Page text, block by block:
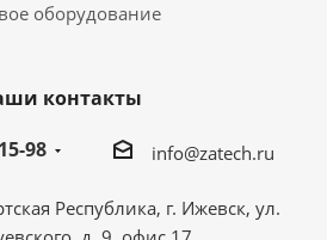
оборудование
контакты
98
info@zatech.ru
Республика, г. Ижевск, ул.